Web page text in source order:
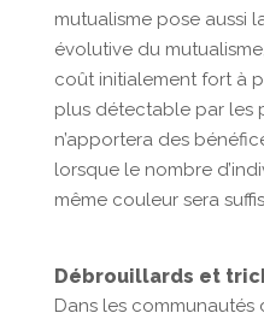
mutualisme pose aussi
évolutive du
coût initialement fort à
plus détectable par les
n’apportera des
lorsque le nombre
même couleur sera
Débrouillards et
Dans les communautés